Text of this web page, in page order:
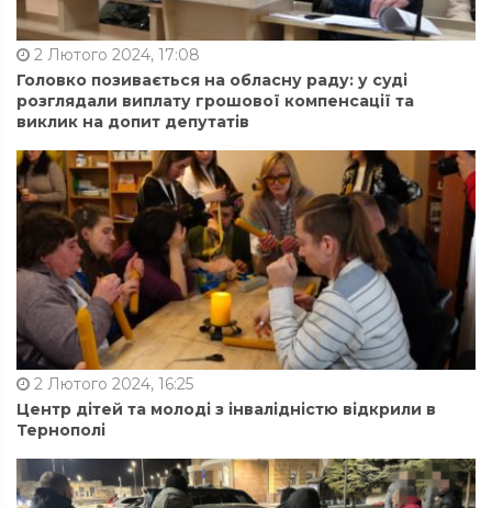
2 Лютого 2024, 17:08
Головко позивається на обласну раду: у суді
розглядали виплату грошової компенсації та
виклик на допит депутатів
2 Лютого 2024, 16:25
Центр дітей та молоді з інвалідністю відкрили в
Тернополі